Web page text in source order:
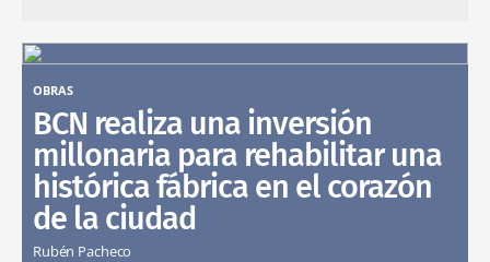
OBRAS
BCN realiza una inversión
millonaria para rehabilitar una
histórica fábrica en el corazón
de la ciudad
Rubén Pacheco